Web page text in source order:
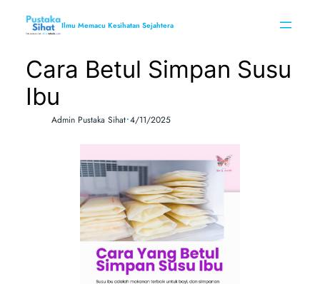
Ilmu Memacu Kesihatan Sejahtera
Cara Betul Simpan Susu
Ibu
Admin Pustaka Sihat•4/11/2025